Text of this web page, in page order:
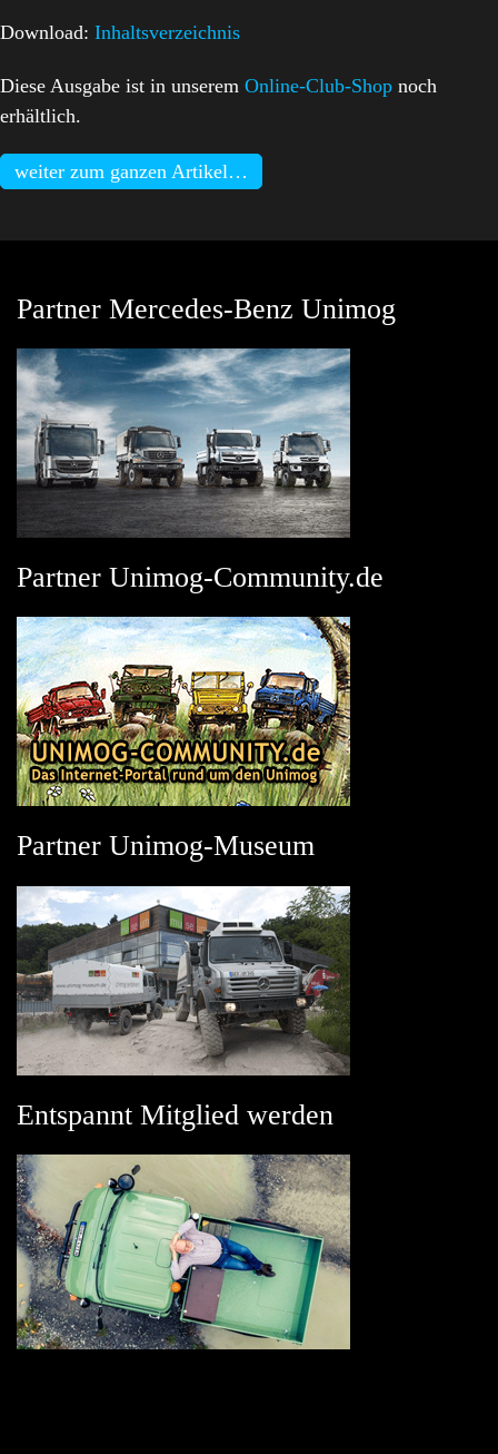
Download: Inhaltsverzeichnis
Diese Ausgabe ist in unserem Online-Club-Shop noch
erhältlich.
weiter zum ganzen Artikel…
Partner Mercedes-Benz Unimog
Partner Unimog-Community.de
Partner Unimog-Museum
Entspannt Mitglied werden